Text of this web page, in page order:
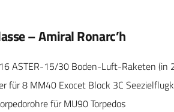
– Amiral Ronarc’h
ASTER-15/30 Boden-Luft-Raketen (in
für 8 MM40 Exocet Block 3C
für MU90 Torpedos